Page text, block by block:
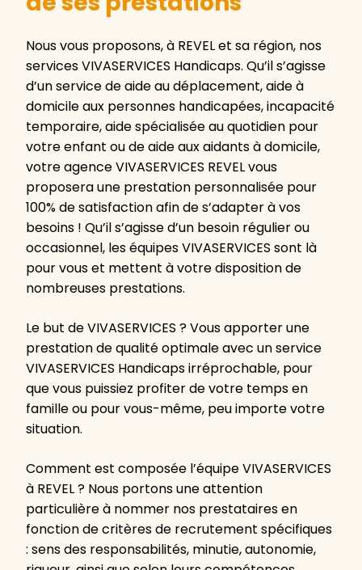
Nous vous proposons, à REVEL et sa région, nos
services VIVASERVICES Handicaps. Qu’il s’agisse
d’un service de aide au déplacement, aide à
domicile aux personnes handicapées, incapacité
temporaire, aide spécialisée au quotidien pour
votre enfant ou de aide aux aidants à domicile,
votre agence VIVASERVICES REVEL vous
proposera une prestation personnalisée pour
100% de satisfaction afin de s’adapter à vos
besoins ! Qu’il s’agisse d’un besoin régulier ou
occasionnel, les équipes VIVASERVICES sont là
pour vous et mettent à votre disposition de
nombreuses prestations.
Le but de VIVASERVICES ? Vous apporter une
prestation de qualité optimale avec un service
VIVASERVICES Handicaps irréprochable, pour
que vous puissiez profiter de votre temps en
famille ou pour vous-même, peu importe votre
situation.
Comment est composée l’équipe VIVASERVICES
à REVEL ? Nous portons une attention
particulière à nommer nos prestataires en
fonction de critères de recrutement spécifiques
: sens des responsabilités, minutie, autonomie,